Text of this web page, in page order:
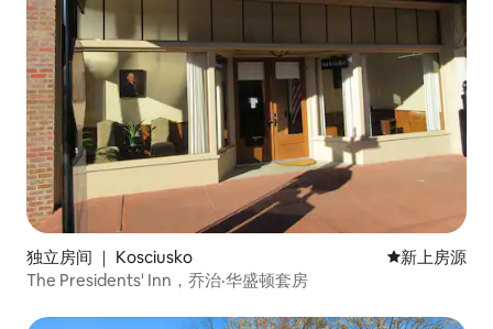
独立房间 ｜ Kosciusko 新房源
新上房源
The Presidents' Inn，乔治·华盛顿套房